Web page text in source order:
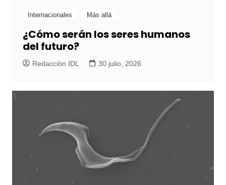
Internacionales Más allá
¿Cómo serán los seres humanos
del futuro?
Redacción IDL 30 julio, 2026